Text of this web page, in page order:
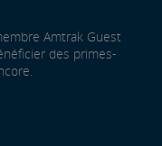
Amtrak Guest
des primes-